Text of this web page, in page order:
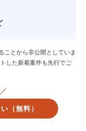
ことから非公開としていま
した新着案件も先行でご
（無料）